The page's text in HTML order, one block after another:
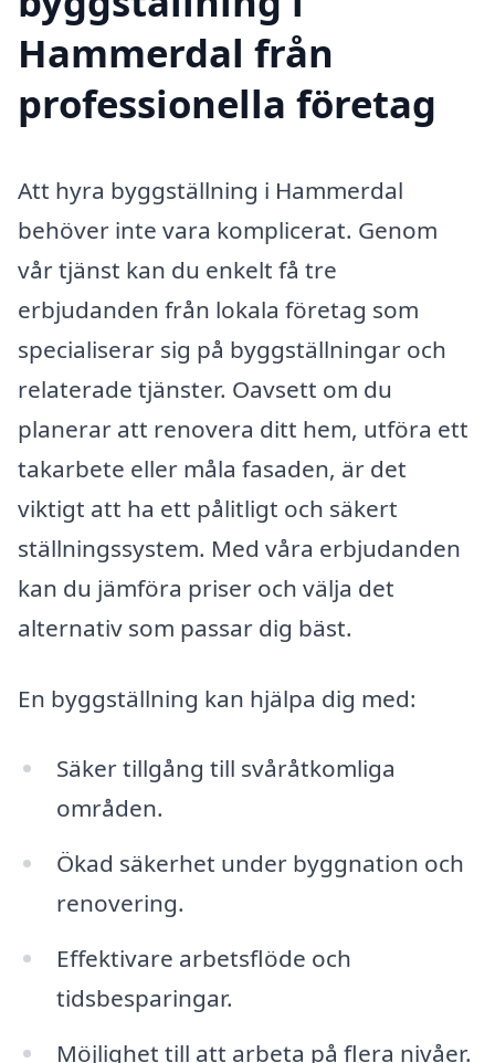
Hammerdal från
professionella företag
Att hyra byggställning i Hammerdal
behöver inte vara komplicerat. Genom
vår tjänst kan du enkelt få tre
erbjudanden från lokala företag som
specialiserar sig på byggställningar och
relaterade tjänster. Oavsett om du
planerar att renovera ditt hem, utföra ett
takarbete eller måla fasaden, är det
viktigt att ha ett pålitligt och säkert
ställningssystem. Med våra erbjudanden
kan du jämföra priser och välja det
alternativ som passar dig bäst.
En byggställning kan hjälpa dig med:
Säker tillgång till svåråtkomliga
områden.
Ökad säkerhet under byggnation och
renovering.
Effektivare arbetsflöde och
tidsbesparingar.
Möjlighet till att arbeta på flera nivåer.